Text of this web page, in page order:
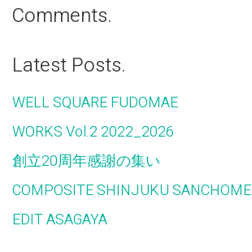
Comments.
Latest Posts.
WELL SQUARE FUDOMAE
WORKS Vol.2 2022_2026
創立20周年感謝の集い
COMPOSITE SHINJUKU SANCHOME
EDIT ASAGAYA